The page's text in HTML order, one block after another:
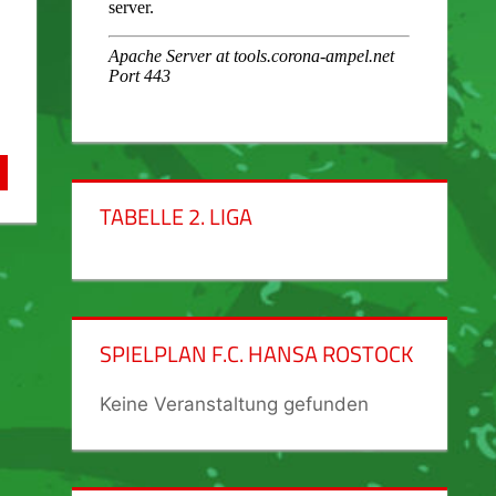
TABELLE 2. LIGA
SPIELPLAN F.C. HANSA ROSTOCK
Keine Veranstaltung gefunden